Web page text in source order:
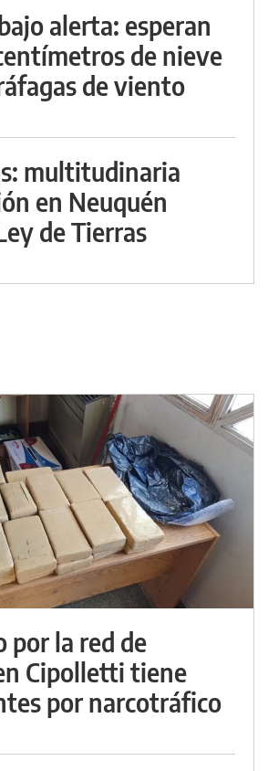
alerta: esperan
de nieve
de viento
multitudinaria
en Neuquén
de Tierras
por la red de
Cipolletti tiene
por narcotráfico